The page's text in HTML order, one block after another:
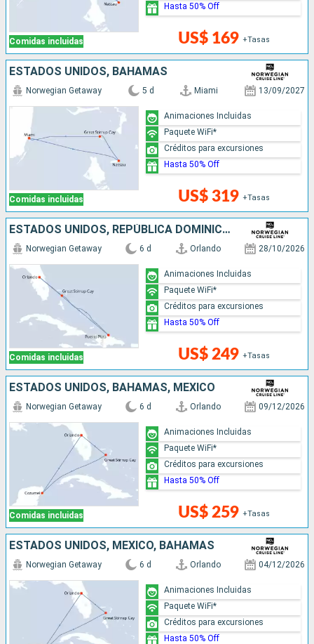
Comidas incluidas US$ 169 +Tasas
Hasta 50% Off
ESTADOS UNIDOS, BAHAMAS
Comidas incluidas
Norwegian Getaway 5 d Miami 13/09/2027
US$ 319 +Tasas
Animaciones Incluidas
Paquete WiFi*
Créditos para excursiones
Hasta 50% Off
ESTADOS UNIDOS, REPÚBLICA DOMINICANA, BAHAMAS
Comidas incluidas
Norwegian Getaway 6 d Orlando 28/10/2026
US$ 249 +Tasas
Animaciones Incluidas
Paquete WiFi*
Créditos para excursiones
Hasta 50% Off
ESTADOS UNIDOS, BAHAMAS, MÉXICO
Comidas incluidas
Norwegian Getaway 6 d Orlando 09/12/2026
US$ 259 +Tasas
Animaciones Incluidas
Paquete WiFi*
Créditos para excursiones
Hasta 50% Off
ESTADOS UNIDOS, MÉXICO, BAHAMAS
Norwegian Getaway 6 d Orlando 04/12/2026
Animaciones Incluidas
Paquete WiFi*
Créditos para excursiones
Hasta 50% Off